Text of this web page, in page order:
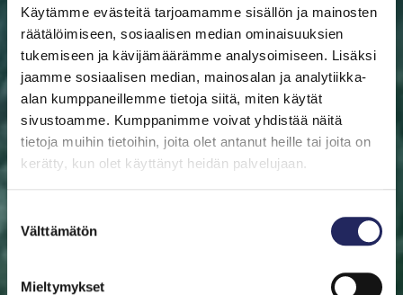
Käytämme evästeitä tarjoamamme sisällön ja mainosten
räätälöimiseen, sosiaalisen median ominaisuuksien
tukemiseen ja kävijämäärämme analysoimiseen. Lisäksi
jaamme sosiaalisen median, mainosalan ja analytiikka-
alan kumppaneillemme tietoja siitä, miten käytät
sivustoamme. Kumppanimme voivat yhdistää näitä
tietoja muihin tietoihin, joita olet antanut heille tai joita on
kerätty, kun olet käyttänyt heidän palvelujaan.
valinta
Välttämätön
Mieltymykset
ETUSIVU AUTA ITÄMERTA LAHJOITA
PELASTA
PALA
Auta pelastamaan Itämeri. Pala Itämerta on myös
saajalle tärkeän merialueen luota. Halutessasi saat